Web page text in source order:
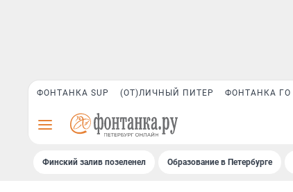
ФОНТАНКА SUP (ОТ)ЛИЧНЫЙ ПИТЕР ФОНТАНКА ГО
Финский залив позеленел Образование в Петербурге